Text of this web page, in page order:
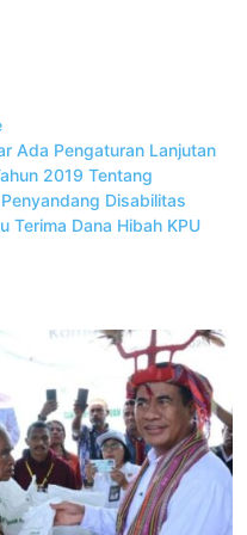
Ada Pengaturan Lanjutan
2019 Tentang
Disabilitas
Terima Dana Hibah KPU